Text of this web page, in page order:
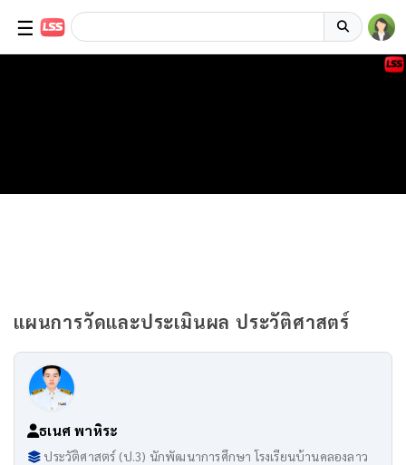
☰
แผนการวัดและประเมินผล ประวัติศาสตร์
ธเนศ พาหิระ
ประวัติศาสตร์ (ป.3) นักพัฒนาการศึกษา โรงเรียนบ้านคลองลาว